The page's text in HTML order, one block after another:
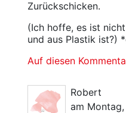
Zurückschicken.
(Ich hoffe, es ist
und aus Plastik ist?)
Auf diesen
Robert
am